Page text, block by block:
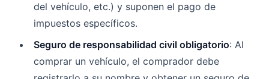
del vehículo, etc.) y suponen el pago de
impuestos específicos.
Seguro de responsabilidad civil obligatorio: Al
comprar un vehículo, el comprador debe